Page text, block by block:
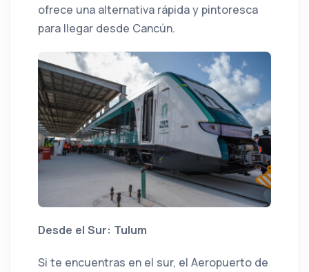
ofrece una alternativa rápida y pintoresca
para llegar desde Cancún.
Desde el Sur: Tulum
Si te encuentras en el sur, el Aeropuerto de